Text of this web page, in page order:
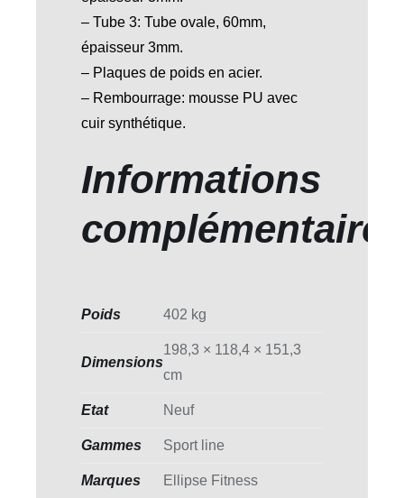
– Tube 3: Tube ovale, 60mm,
épaisseur 3mm.
– Plaques de poids en acier.
– Rembourrage: mousse PU avec
cuir synthétique.
Informations
complémentaires
Poids 402 kg
Dimensions
198,3 × 118,4 × 151,3
cm
Etat Neuf
Gammes Sport line
Marques Ellipse Fitness